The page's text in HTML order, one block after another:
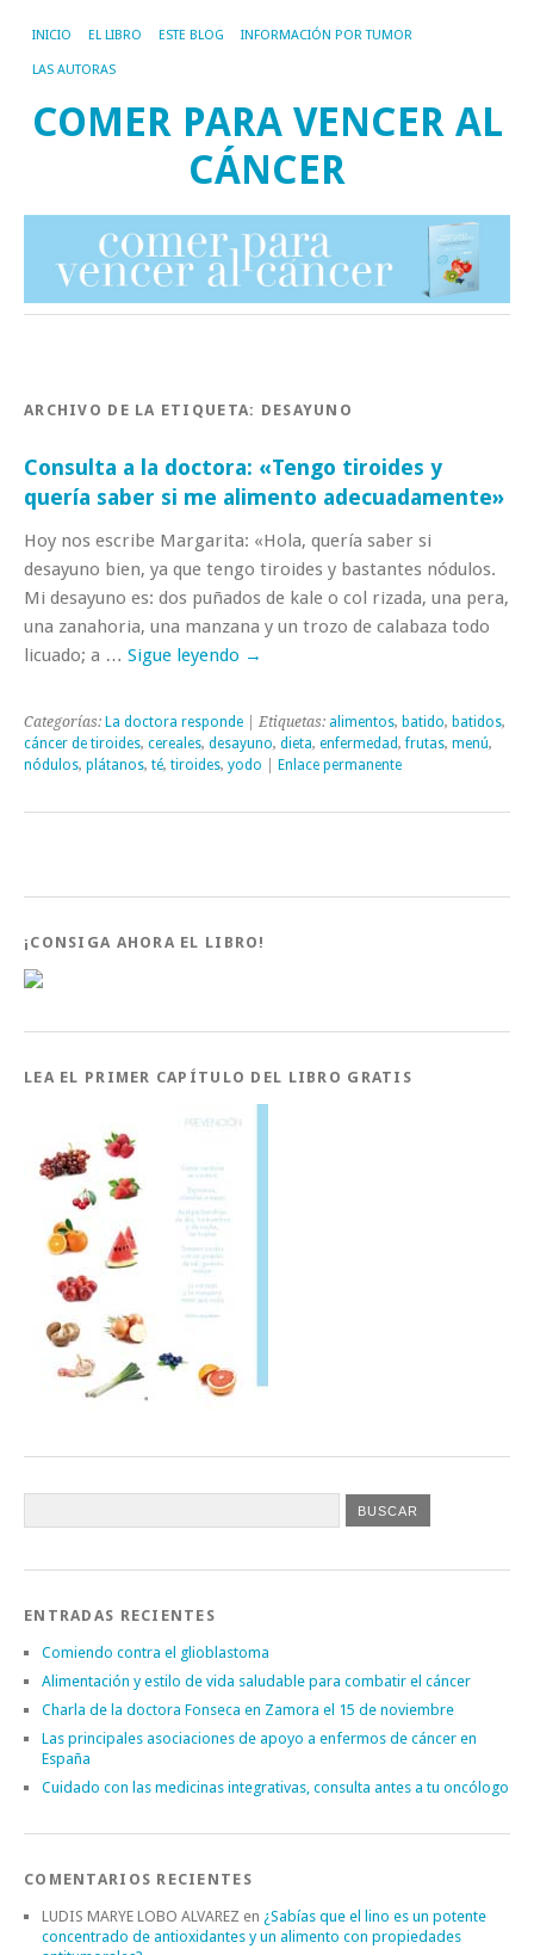
INICIO EL LIBRO ESTE BLOG INFORMACIÓN POR TUMOR
LAS AUTORAS
COMER PARA VENCER AL
CÁNCER
ARCHIVO DE LA ETIQUETA: DESAYUNO
Consulta a la doctora: «Tengo tiroides y
quería saber si me alimento adecuadamente»
Hoy nos escribe Margarita: «Hola, quería saber si
desayuno bien, ya que tengo tiroides y bastantes nódulos.
Mi desayuno es: dos puñados de kale o col rizada, una pera,
una zanahoria, una manzana y un trozo de calabaza todo
licuado; a … Sigue leyendo →
Categorías: La doctora responde | Etiquetas: alimentos, batido, batidos,
cáncer de tiroides, cereales, desayuno, dieta, enfermedad,frutas, menú,
nódulos, plátanos, té, tiroides, yodo Enlace permanente
¡CONSIGA AHORA EL LIBRO!
LEA EL PRIMER CAPÍTULO DEL LIBRO GRATIS
ENTRADAS RECIENTES
Comiendo contra el glioblastoma
Alimentación y estilo de vida saludable para combatir el cáncer
Charla de la doctora Fonseca en Zamora el 15 de noviembre
Las principales asociaciones de apoyo a enfermos de cáncer en
España
Cuidado con las medicinas integrativas, consulta antes a tu oncólogo
COMENTARIOS RECIENTES
LUDIS MARYE LOBO ALVAREZ en ¿Sabías que el lino es un potente
concentrado de antioxidantes y un alimento con propiedades